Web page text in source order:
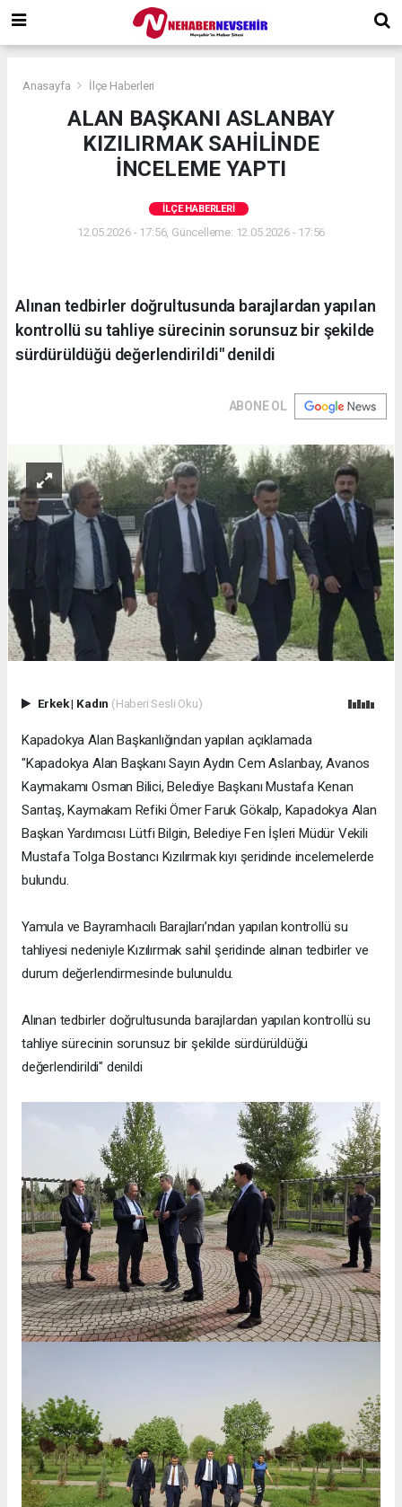
Anasayfa İlçe Haberleri
ALAN BAŞKANI ASLANBAY
KIZILIRMAK SAHİLİNDE
İNCELEME YAPTI
İLÇE HABERLERI
12.05.2026 - 17:56, Güncelleme: 12.05.2026 - 17:56
Alınan tedbirler doğrultusunda barajlardan yapılan
kontrollü su tahliye sürecinin sorunsuz bir şekilde
sürdürüldüğü değerlendirildi" denildi
ABONE OL
Erkek| Kadın (Haberi Sesli Oku)
Kapadokya Alan Başkanlığından yapılan açıklamada
"Kapadokya Alan Başkanı Sayın Aydın Cem Aslanbay, Avanos
Kaymakamı Osman Bilici, Belediye Başkanı Mustafa Kenan
Sarıtaş, Kaymakam Refiki Ömer Faruk Gökalp, Kapadokya Alan
Başkan Yardımcısı Lütfi Bilgin, Belediye Fen İşleri Müdür Vekili
Mustafa Tolga Bostancı Kızılırmak kıyı şeridinde incelemelerde
bulundu.
Yamula ve Bayramhacılı Barajları’ndan yapılan kontrollü su
tahliyesi nedeniyle Kızılırmak sahil şeridinde alınan tedbirler ve
durum değerlendirmesinde bulunuldu.
Alınan tedbirler doğrultusunda barajlardan yapılan kontrollü su
tahliye sürecinin sorunsuz bir şekilde sürdürüldüğü
değerlendirildi" denildi